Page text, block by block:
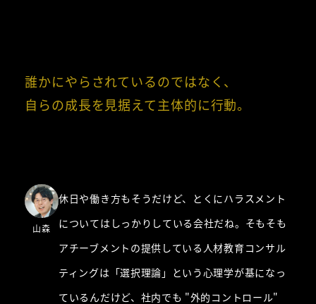
誰かにやらされているのではなく、
自らの成長を見据えて主体的に行動。
山森
休日や働き方もそうだけど、とくにハラスメント
についてはしっかりしている会社だね。そもそも
アチーブメントの提供している人材教育コンサル
ティングは「選択理論」という心理学が基になっ
ているんだけど、社内でも "外的コントロール"